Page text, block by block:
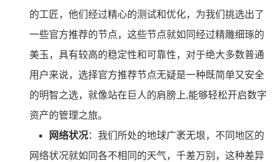
的工匠，他们经过精心的测试和优化，为我们挑选出了
一些官方推荐的节点，这些节点就如同经过精雕细琢的
美玉，具有较高的稳定性和可靠性，对于绝大多数普通
用户来说，选择官方推荐节点无疑是一种既简单又安全
的明智之选，就像站在巨人的肩膀上,能够轻松开启数字
资产的管理之旅。
网络状况：我们所处的地球广袤无垠，不同地区的
网络状况就如同各不相同的天气，千差万别，这种差异